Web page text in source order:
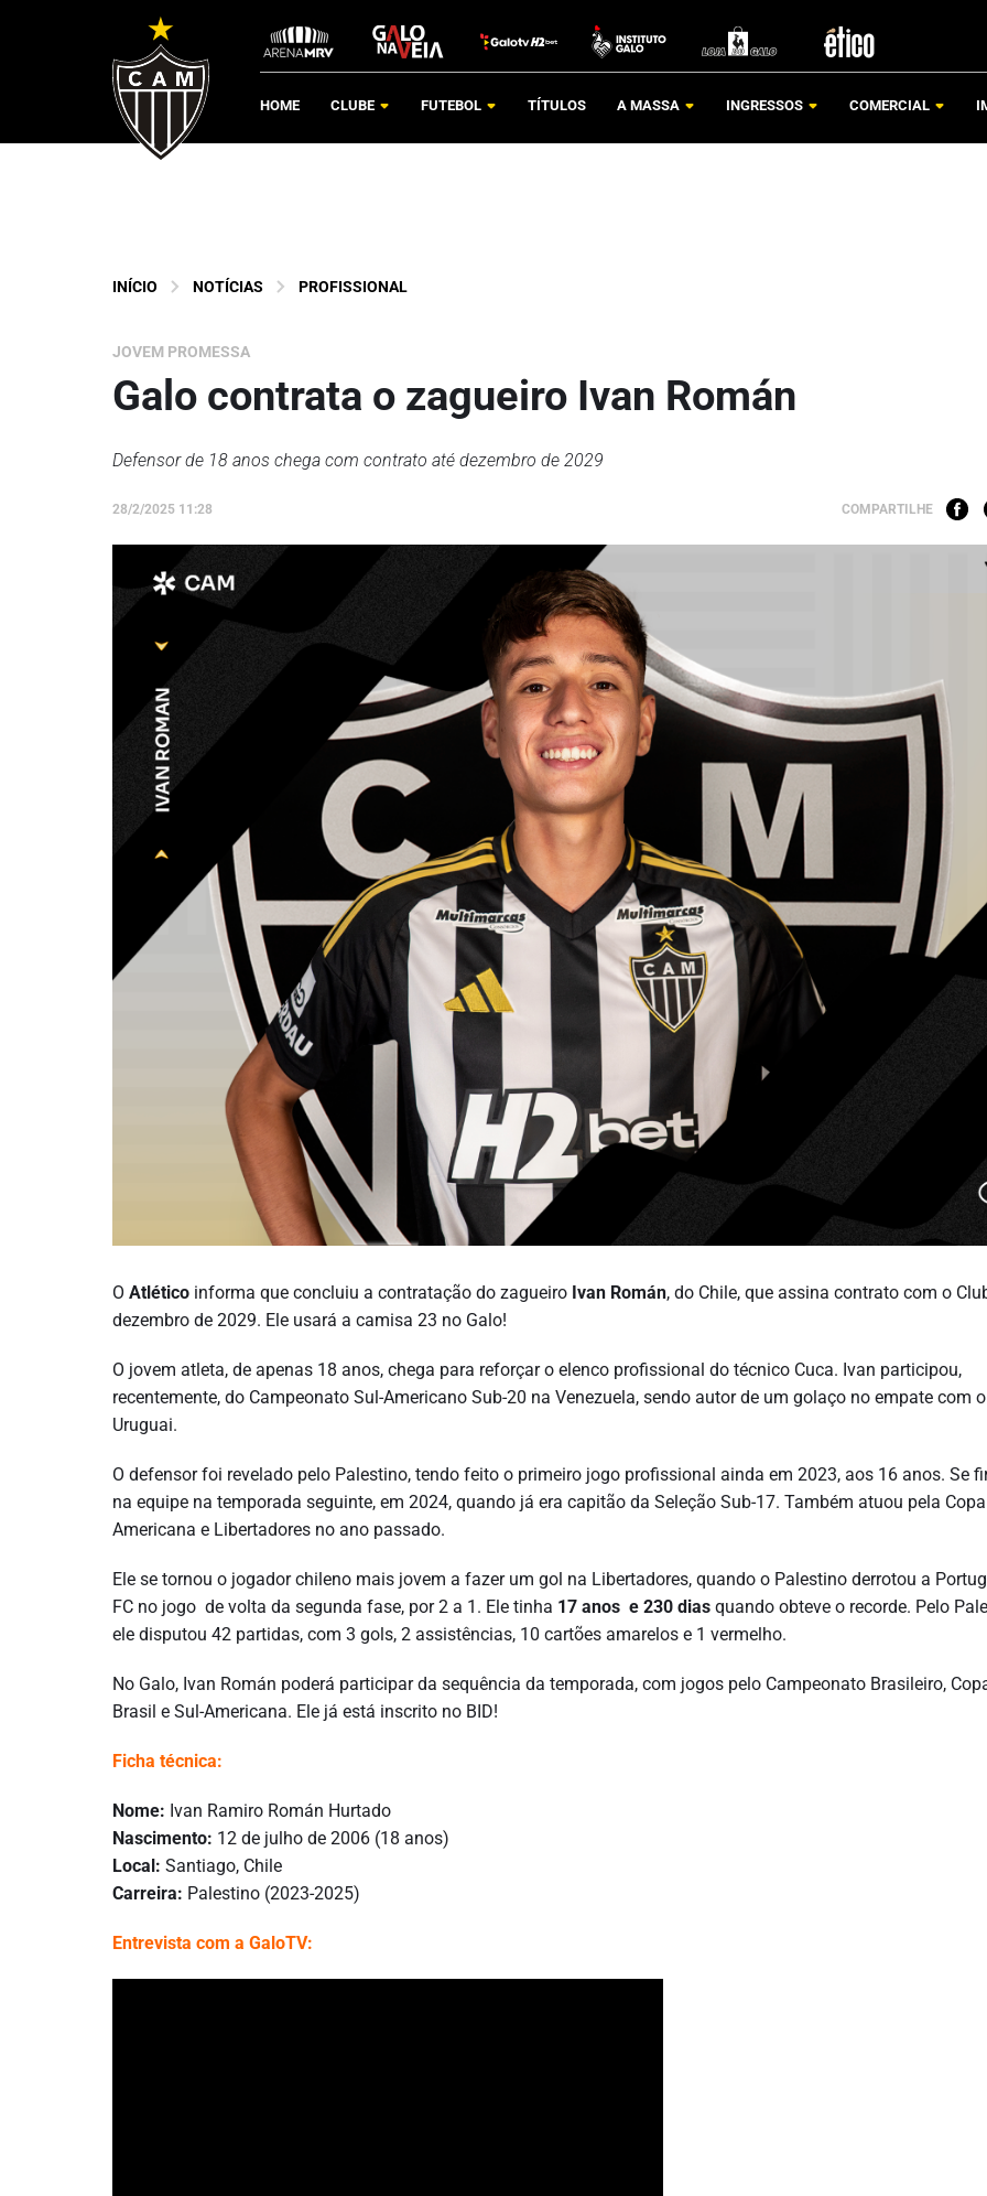
HOME CLUBE FUTEBOL TÍTULOS A MASSA INGRESSOS COMERCIAL
INÍCIO NOTÍCIAS PROFISSIONAL
JOVEM PROMESSA
Galo contrata o zagueiro Ivan Román
Defensor de 18 anos chega com contrato até dezembro de 2029
28/2/2025 11:28 COMPARTILHE
O Atlético informa que concluiu a contratação do zagueiro Ivan Román, do Chile, que assina contrato com o
dezembro de 2029. Ele usará a camisa 23 no Galo!
O jovem atleta, de apenas 18 anos, chega para reforçar o elenco profissional do técnico Cuca. Ivan participou,
recentemente, do Campeonato Sul-Americano Sub-20 na Venezuela, sendo autor de um golaço no empate com o
Uruguai.
O defensor foi revelado pelo Palestino, tendo feito o primeiro jogo profissional ainda em 2023, aos 16 anos. Se
na equipe na temporada seguinte, em 2024, quando já era capitão da Seleção Sub-17. Também atuou pela
Americana e Libertadores no ano passado.
Ele se tornou o jogador chileno mais jovem a fazer um gol na Libertadores, quando o Palestino derrotou a
FC no jogo de volta da segunda fase, por 2 a 1. Ele tinha 17 anos e 230 dias quando obteve o recorde. Pelo
ele disputou 42 partidas, com 3 gols, 2 assistências, 10 cartões amarelos e 1 vermelho.
No Galo, Ivan Román poderá participar da sequência da temporada, com jogos pelo Campeonato Brasileiro,
Brasil e Sul-Americana. Ele já está inscrito no BID!
Ficha técnica:
Nome: Ivan Ramiro Román Hurtado
Nascimento: 12 de julho de 2006 (18 anos)
Local: Santiago, Chile
Carreira: Palestino (2023-2025)
Entrevista com a GaloTV: